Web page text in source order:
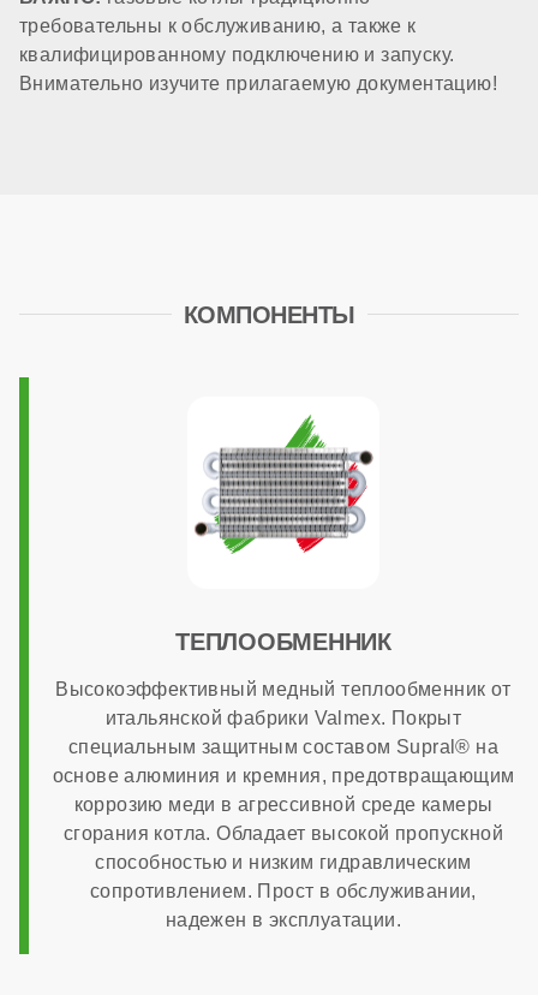
есть (10 литров)
Циркуляционный насос
нет
газ
Работа на сжиженном газе
опционально
требовательны к обслуживанию, а также к
квалифицированному подключению и запуску.
Внимательно изучите прилагаемую документацию!
КОМПОНЕНТЫ
ТЕПЛООБМЕННИК
Высокоэффективный медный теплообменник от
итальянской фабрики Valmex. Покрыт
специальным защитным составом Supral® на
основе алюминия и кремния, предотвращающим
коррозию меди в агрессивной среде камеры
сгорания котла. Обладает высокой пропускной
способностью и низким гидравлическим
сопротивлением. Прост в обслуживании,
надежен в эксплуатации.